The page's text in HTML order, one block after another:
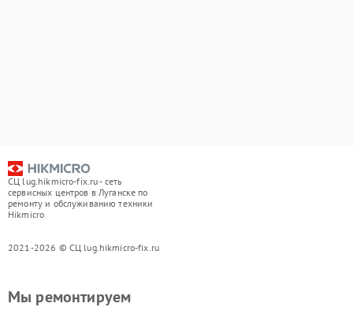
СЦ lug.hikmicro-fix.ru - сеть
сервисных центров в Луганске по
ремонту и обслуживанию техники
Hikmicro
2021-2026 © СЦ lug.hikmicro-fix.ru
Мы ремонтируем